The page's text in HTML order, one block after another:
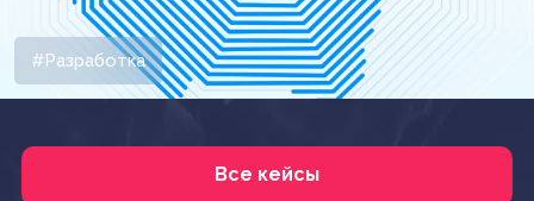
#Разработка
Все кейсы